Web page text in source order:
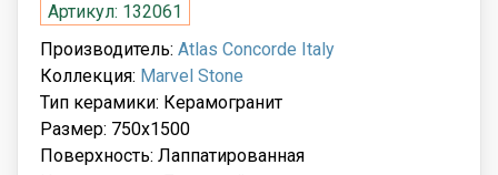
Артикул: 132061
Производитель: Atlas Concorde Italy
Коллекция: Marvel Stone
Тип керамики: Керамогранит
Размер: 750x1500
Поверхность: Лаппатированная